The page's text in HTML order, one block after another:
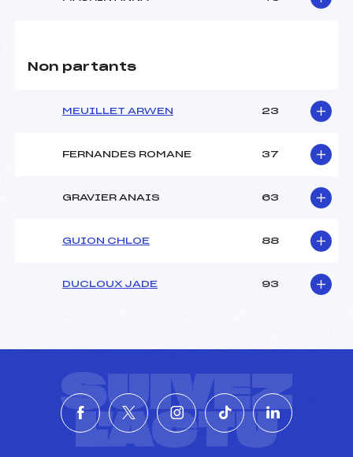
Non partants
MEUILLET ARWEN 23
FERNANDES ROMANE 37
GRAVIER ANAIS 63
GUION CHLOE 88
DUCLOUX JADE 93
SUIVEZ
L'ACTU